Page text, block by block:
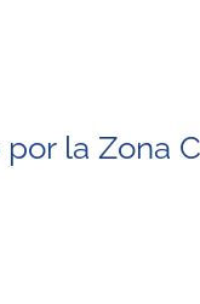
la Zona